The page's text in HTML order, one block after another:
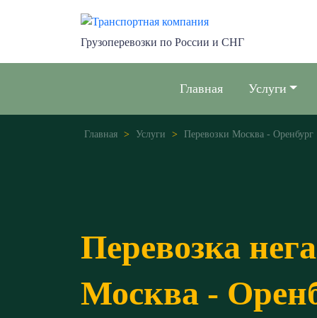
Грузоперевозки по России и СНГ
Главная Услуги
Главная > Услуги > Перевозки Москва - Оренбург
Перевозка
Москва -